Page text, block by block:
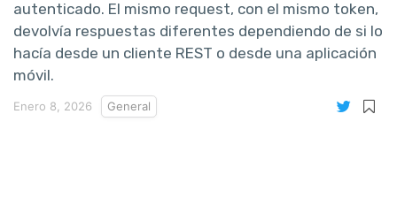
autenticado. El mismo request, con el mismo token,
devolvía respuestas diferentes dependiendo de si lo
hacía desde un cliente REST o desde una aplicación
móvil.
Enero 8, 2026 General